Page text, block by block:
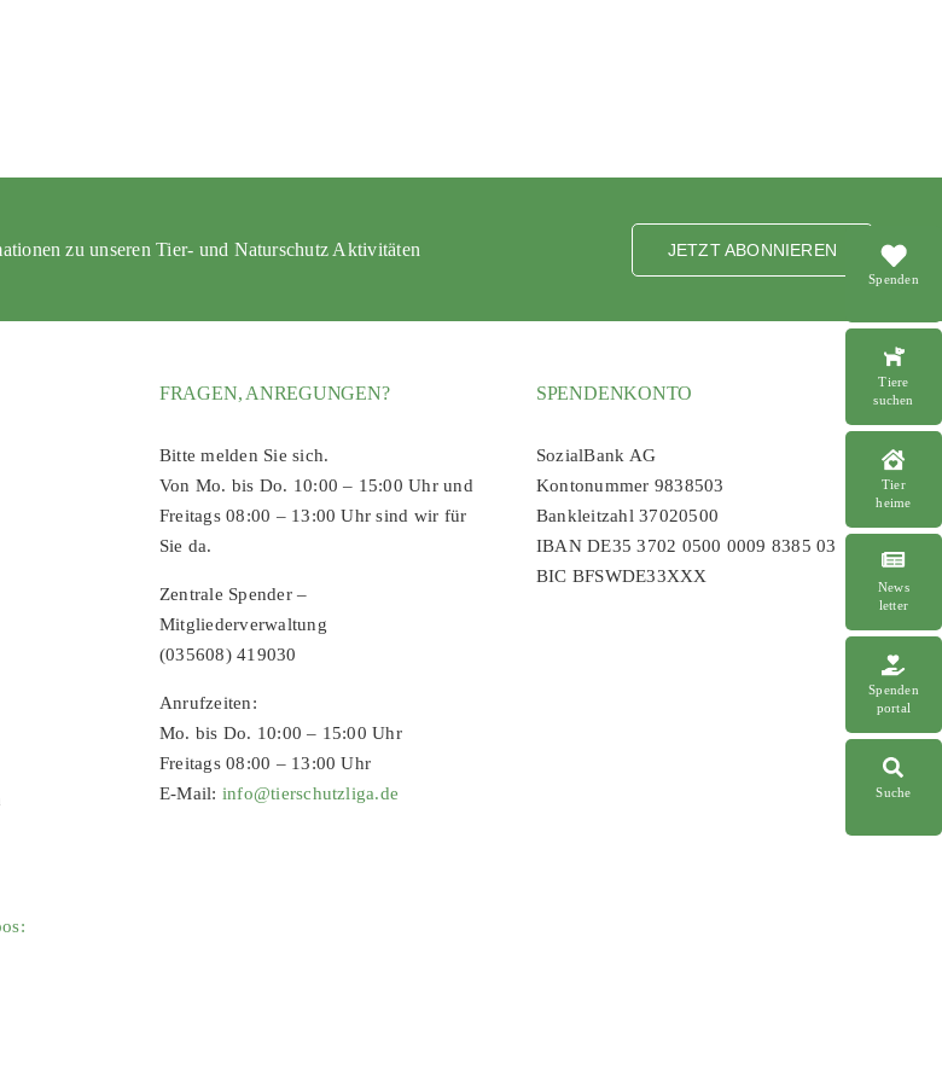
Spenden
Tiere
suchen
Tier
heime
News
letter
Spenden
portal
Suche
zu unseren Tier- und Naturschutz Aktivitäten JETZT ABONNIEREN
FRAGEN, ANREGUNGEN?
Bitte melden Sie sich.
Von Mo. bis Do. 10:00 – 15:00 Uhr und
Freitags 08:00 – 13:00 Uhr sind wir für
Sie da.
Zentrale Spender –
Mitgliederverwaltung
(035608) 419030
Anrufzeiten:
Mo. bis Do. 10:00 – 15:00 Uhr
Freitags 08:00 – 13:00 Uhr
E-Mail: info@tierschutzliga.de
SPENDENKONTO
SozialBank AG
Kontonummer 9838503
Bankleitzahl 37020500
IBAN DE35 3702 0500 0009 8385 03
BIC BFSWDE33XXX